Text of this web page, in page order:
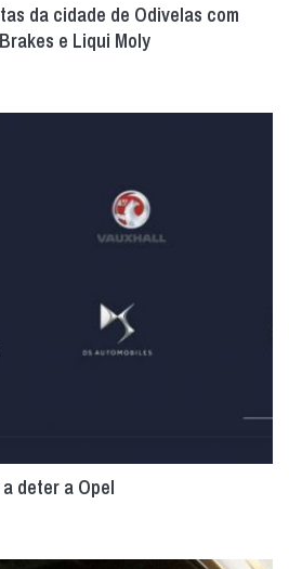
da cidade de Odivelas com
e Liqui Moly
deter a Opel